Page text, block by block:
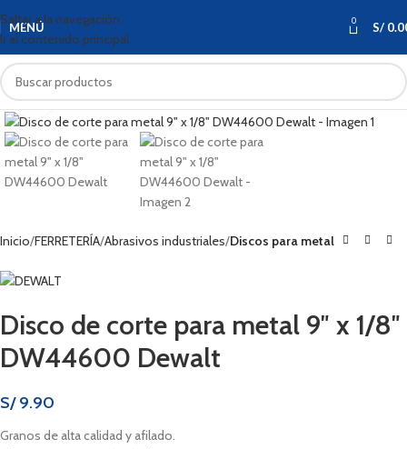
Saltar a la navegación
Ir al contenido principal
MENÚ 0 S/
Haga clic para ampliar
Inicio FERRETERÍA Abrasivos industriales Discos para metal
Disco de corte para metal 9″ x 1/8″
DW44600 Dewalt
S/9.90
Granos de alta calidad y afilado.